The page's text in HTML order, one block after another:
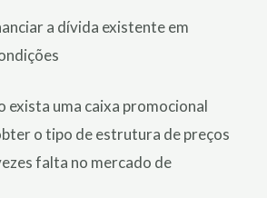
a dívida existente em
exista uma caixa promocional
o tipo de estrutura de preços
falta no mercado de